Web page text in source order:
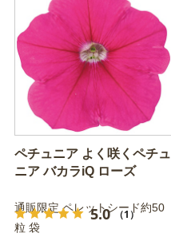
ペチュニア よく咲くペチュ
ニア バカラiQ ローズ
5.0 （1）
通販限定 ペレットシード約50
粒 袋